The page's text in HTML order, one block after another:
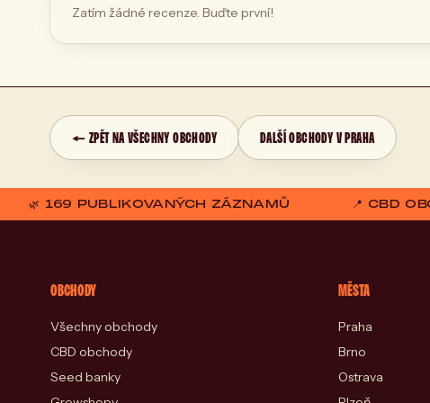
Zatím žádné recenze. Buďte první!
← ZPĚT NA VŠECHNY OBCHODY DALŠÍ OBCHODY V PRAHA
🌿 169 PUBLIKOVANÝCH ZÁZNAMŮ 📍 CBD
OBCHODY
Všechny obchody
CBD obchody
Seed banky
MĚSTA
Praha
Brno
Ostrava